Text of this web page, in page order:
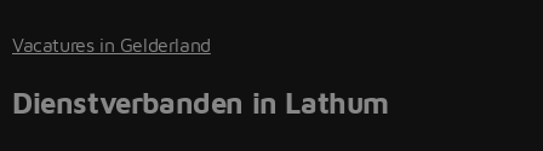
Vacatures in Gelderland
Dienstverbanden in Lathum